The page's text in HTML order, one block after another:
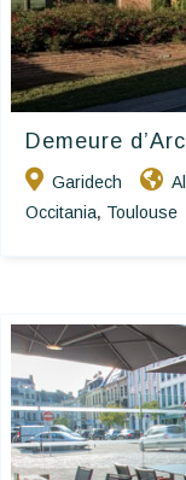
Demeure
Garidech
Occitania, Toulouse